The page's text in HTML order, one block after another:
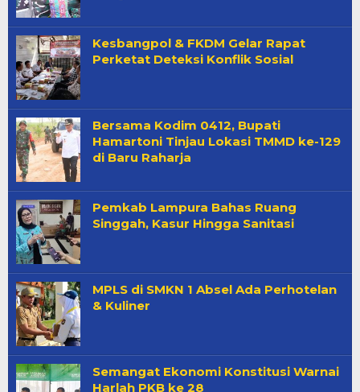
Kesbangpol & FKDM Gelar Rapat
Perketat Deteksi Konflik Sosial
Bersama Kodim 0412, Bupati
Hamartoni Tinjau Lokasi TMMD ke-129
di Baru Raharja
Pemkab Lampura Bahas Ruang
Singgah, Kasur Hingga Sanitasi
MPLS di SMKN 1 Absel Ada Perhotelan
& Kuliner
Semangat Ekonomi Konstitusi Warnai
Harlah PKB ke 28